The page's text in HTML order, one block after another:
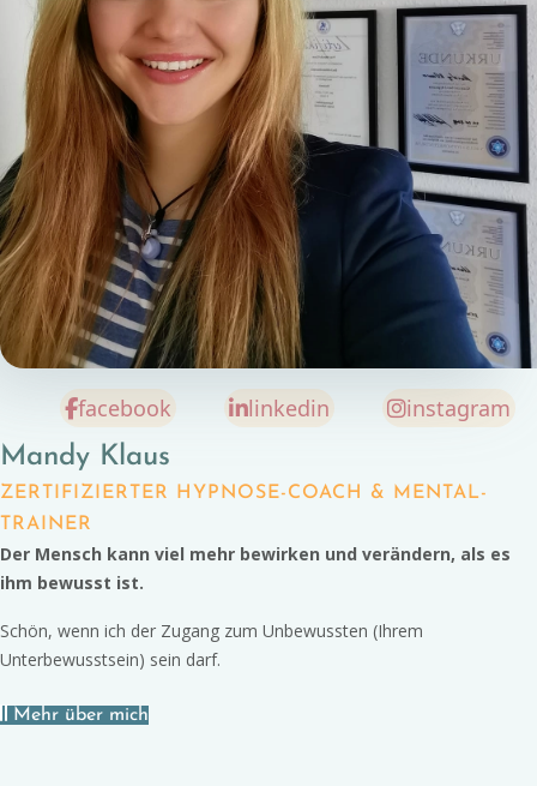
facebook linkedin
instagram
Mandy Klaus
ZERTIFIZIERTER HYPNOSE-COACH & MENTAL-
TRAINER
Der Mensch kann viel mehr bewirken und verändern, als es
ihm bewusst ist.
Schön, wenn ich der Zugang zum Unbewussten (Ihrem
Unterbewusstsein) sein darf.
Mehr über mich